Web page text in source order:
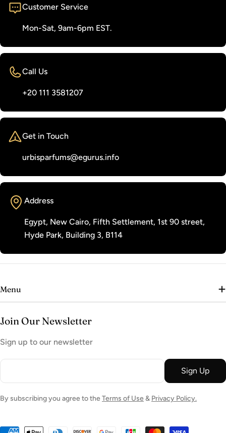
Customer Service
Mon-Sat, 9am-6pm EST.
Call Us
‭+20 111 3581207‬
Get in Touch
urbisparfums@egurus.info
Address
Egypt, New Cairo, Fifth Settlement, 1st 90 street,
Hyde Park, Building 3, B114
Join Our Newsletter
Sign up to our newsletter
Email
Sign Up
By subscribing you agree to theTerms of Use& Privacy Policy.
Menu